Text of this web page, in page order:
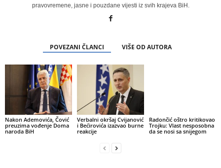
pravovremene, jasne i pouzdane vijesti iz svih krajeva BiH.
POVEZANI ČLANCI VIŠE OD AUTORA
Nakon Ademovića, Čović
preuzima vođenje Doma
naroda BiH
Verbalni okršaj Cvijanović
i Bećirovića izazvao burne
reakcije
Radončić oštro kritikovao
Trojku: Vlast nesposobna
da se nosi sa snijegom